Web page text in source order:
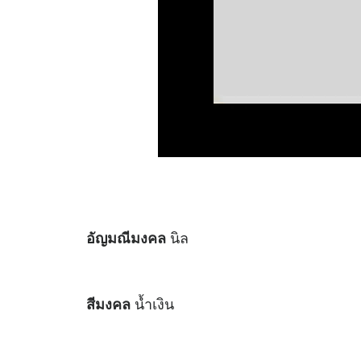
อัญมณีมงคล นิล
สีมงคล น้ำเงิน